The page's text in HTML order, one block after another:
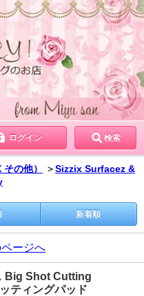
ログイン 検索
の他） ＞Sizzix Surfacez &
新着順
ージへ
Big Shot Cutting
ティングパッド